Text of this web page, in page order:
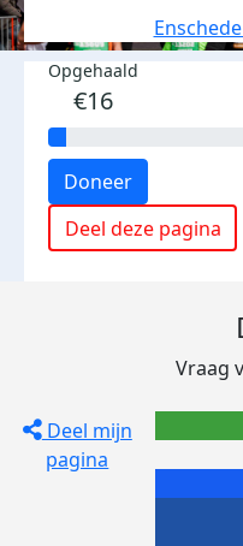
Opgehaald
€16
Doneer
Deel deze pagina
Deel mijn
pagina
Vraag